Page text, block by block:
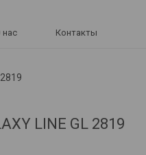
нас Контакты
LINE GL 2819